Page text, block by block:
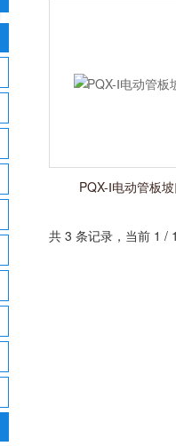
PQX-Ⅰ电动管板
共 3 条记录，当前 1